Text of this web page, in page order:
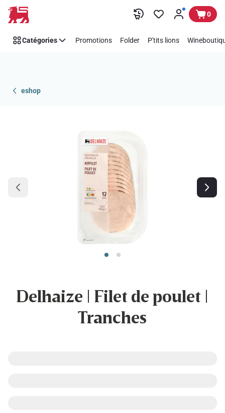
Passer 0
Catégories Promotions Folder P'tits lions
eshop
Delhaize | Filet de poulet |
Tranches